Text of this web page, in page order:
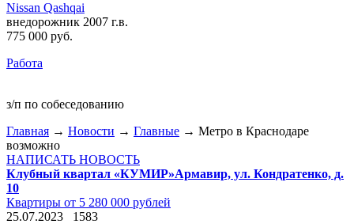
Nissan Qashqai
внедорожник 2007 г.в.
775 000 руб.
Работа
з/п по собеседованию
Главная → Новости → Главные → Метро в Краснодаре
возможно
НАПИСАТЬ НОВОСТЬ
Клубный квартал «КУМИР»Армавир, ул. Кондратенко, д.
10
Квартиры от 5 280 000 рублей
25.07.2023
1583